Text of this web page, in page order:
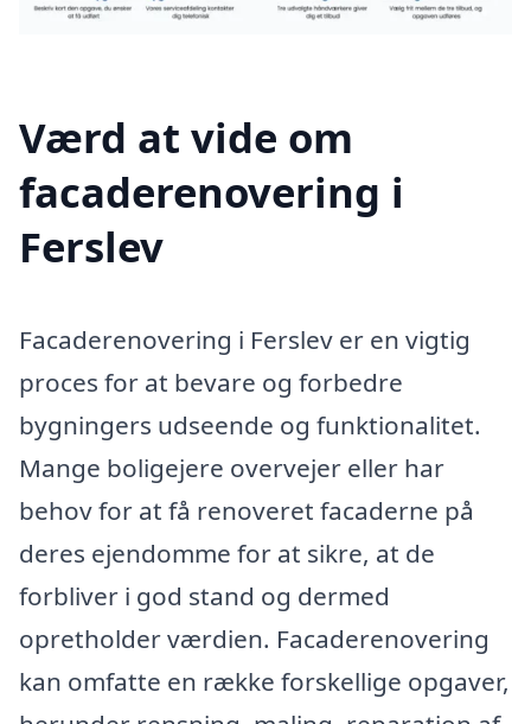
Værd at vide om
facaderenovering i
Ferslev
Facaderenovering i Ferslev er en vigtig
proces for at bevare og forbedre
bygningers udseende og funktionalitet.
Mange boligejere overvejer eller har
behov for at få renoveret facaderne på
deres ejendomme for at sikre, at de
forbliver i god stand og dermed
opretholder værdien. Facaderenovering
kan omfatte en række forskellige opgaver,